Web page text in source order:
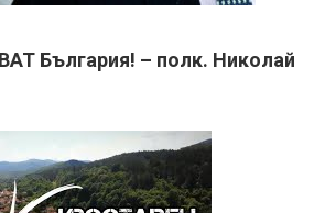
България! – полк. Николай